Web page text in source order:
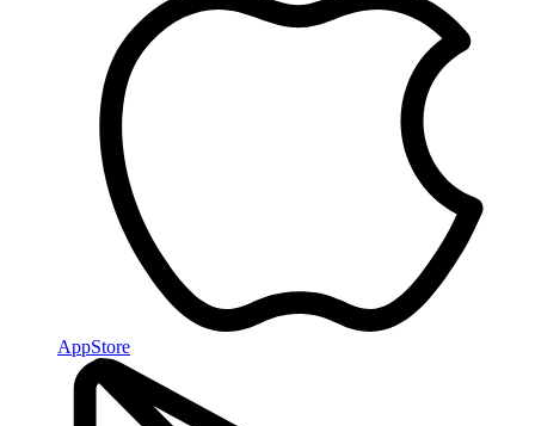
AppStore